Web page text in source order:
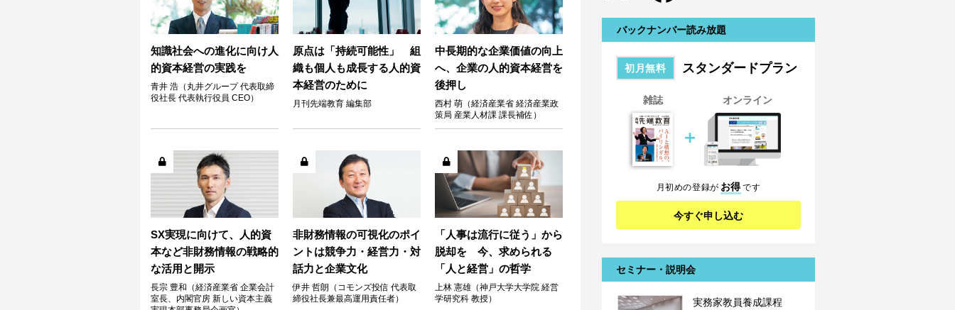
知識社会への進化に向け人
的資本経営の実践を
青井 浩（丸井グループ 代表取締
役社長 代表執行役員 CEO）
原点は「持続可能性」 組
織も個人も成長する人的資
本経営のために
月刊先端教育 編集部
中長期的な企業価値の向上
へ、企業の人的資本経営を
後押し
西村 萌（経済産業省 経済産業政
策局 産業人材課 課長補佐）
SX実現に向けて、人的資
本など非財務情報の戦略的
な活用と開示
長宗 豊和（経済産業省 企業会計
室長、内閣官房 新しい資本主義
非財務情報の可視化のポイ
ントは競争力・経営力・対
話力と企業文化
伊井 哲朗（コモンズ投信 代表取
締役社長兼最高運用責任者）
「人事は流行に従う」から
脱却を 今、求められる
「人と経営」の哲学
上林 憲雄（神戸大学大学院 経営
学研究科 教授）
バックナンバー読み放題
初月無料 スタンダードプラン
雑誌
＋
オンライン
月初めの登録が お得です
今すぐ申し込む
セミナー・説明会
実務家教員養成課程